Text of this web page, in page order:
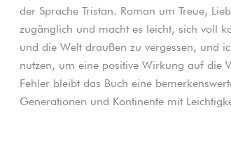
der Sprache Tristan. Roman um Treue,
zugänglich und macht es leicht, sich voll
und die Welt draußen zu vergessen, und
nutzen, um eine positive Wirkung auf die
Fehler bleibt das Buch eine
Generationen und Kontinente mit